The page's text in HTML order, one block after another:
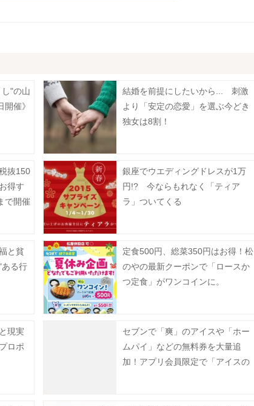
し"の山
催》
結婚を前提にしたいから... 刺激
より「安定の恋愛」を選ぶ今どき
独女は8割！
抜150
得す
で開催
銀座でウエディングドレスが1万
円!? 今ならもれなく「ティア
ラ」ついてくる
と貧
ある行
定食500円、総菜350円はお得！松
のやの最新クーポンで「ロースか
つ定食」がワンコインに。
現実
ロポ
セブンで「爽」のアイスや「ホー
ムパイ」などの無料券を大量追
加！アプリ会員限定で「アイスの